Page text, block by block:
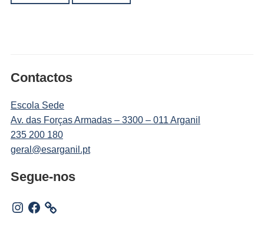
Contactos
Escola Sede
Av. das Forças Armadas – 3300 – 011 Arganil
235 200 180
geral@esarganil.pt
Segue-nos
Instagram
Facebook